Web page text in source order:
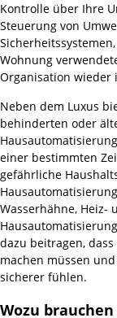
Kontrolle über Ihre
Steuerung von
Wohnung
Organisation wieder
Neben dem Luxus
behinderten oder
einer bestimmten
gefährliche
Wasserhähne, Heiz-
dazu beitragen,
machen müssen
sicherer fühlen.
Wozu